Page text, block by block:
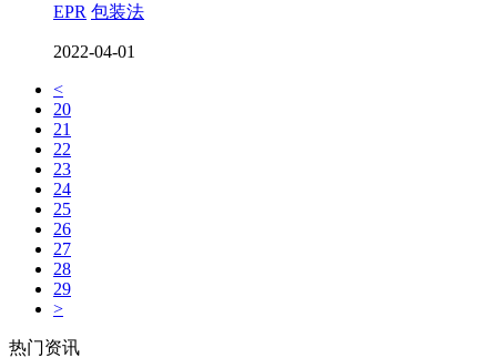
EPR 包装法
2022-04-01
<
20
21
22
23
24
25
26
27
28
29
>
热门资讯